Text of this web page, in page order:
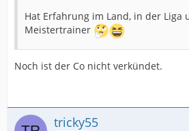
Hat Erfahrung im Land, in der Liga
Meistertrainer
Noch ist der Co nicht verkündet.
tricky55